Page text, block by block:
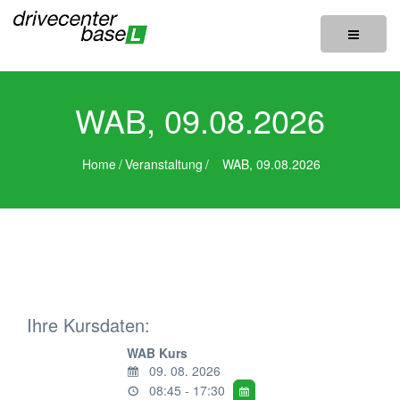
Toggle
WAB, 09.08.2026
Home/Veranstaltung / WAB, 09.08.2026
Ihre Kursdaten:
WAB Kurs
09. 08. 2026
08:45 - 17:30